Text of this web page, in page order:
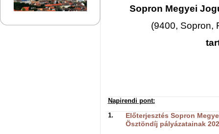
Sopron Megyei
(9400, Sopron,
Napirendi pont:
1.
Előterjesztés Sopron
Ösztöndíj pályázatainak